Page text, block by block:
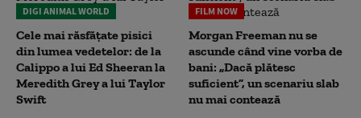
DIGI ANIMAL WORLD
Cele mai răsfățate pisici
din lumea vedetelor: de la
Calippo a lui Ed Sheeran la
Meredith Grey a lui Taylor
Swift
FILM NOW
Morgan Freeman nu se
ascunde când vine vorba de
bani: „Dacă plătesc
suficient”, un scenariu slab
nu mai contează